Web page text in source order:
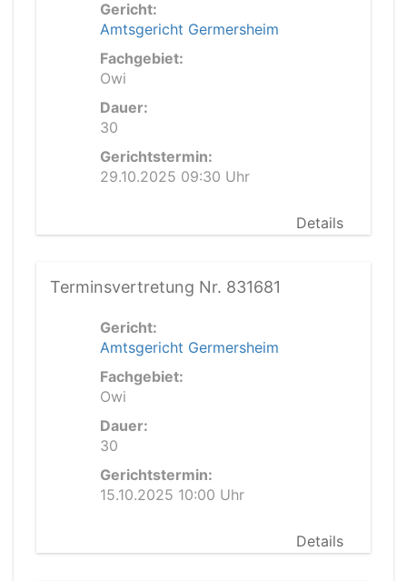
Gericht:
Amtsgericht Germersheim
Fachgebiet:
Owi
Dauer:
30
Gerichtstermin:
29.10.2025 09:30 Uhr
Details
Terminsvertretung Nr. 831681
Gericht:
Amtsgericht Germersheim
Fachgebiet:
Owi
Dauer:
30
Gerichtstermin:
15.10.2025 10:00 Uhr
Details